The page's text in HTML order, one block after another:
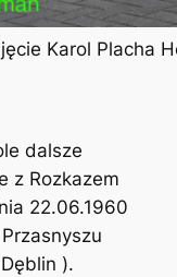
Karol Placha
dalsze
z Rozkazem
22.06.1960
).